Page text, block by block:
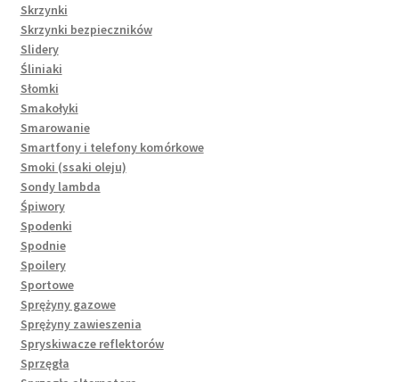
Skrzynki
Skrzynki bezpieczników
Slidery
Śliniaki
Słomki
Smakołyki
Smarowanie
Smartfony i telefony komórkowe
Smoki (ssaki oleju)
Sondy lambda
Śpiwory
Spodenki
Spodnie
Spoilery
Sportowe
Sprężyny gazowe
Sprężyny zawieszenia
Spryskiwacze reflektorów
Sprzęgła